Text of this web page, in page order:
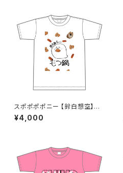
スポポポポニー 【鈴白想空】生
誕祭 そらちゃんが熱が出た時に
見そうな夢Tシャツ S〜XLサイ
¥4,000